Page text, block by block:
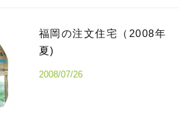
福岡の注文住宅（2008年
夏)
2008/07/26